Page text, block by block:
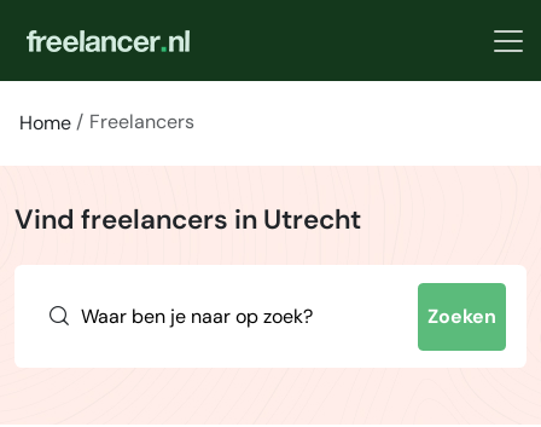
Home Freelancers
Vind freelancers in Utrecht
Zoeken